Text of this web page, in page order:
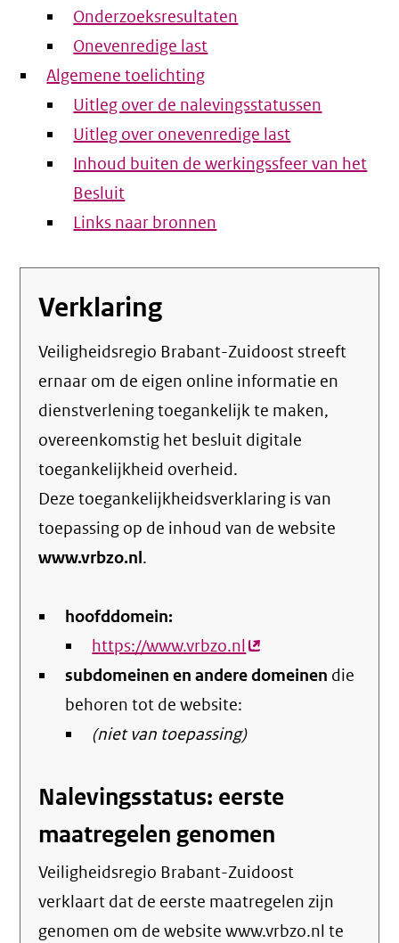
Onderzoeksresultaten
Onevenredige last
Algemene toelichting
Uitleg over de nalevingsstatussen
Uitleg over onevenredige last
Inhoud buiten de werkingssfeer van het
Besluit
Links naar bronnen
Verklaring
Veiligheidsregio Brabant-Zuidoost streeft
ernaar om de eigen online informatie en
dienstverlening toegankelijk te maken,
overeenkomstig het besluit digitale
toegankelijkheid overheid.
Deze toegankelijkheidsverklaring is van
toepassing op de inhoud van de website
www.vrbzo.nl.
hoofddomein:
https://www.vrbzo.nl(externe
link)
subdomeinen en andere domeinen die
behoren tot de website:
(niet van toepassing)
Nalevingsstatus: eerste
maatregelen genomen
Veiligheidsregio Brabant-Zuidoost
verklaart dat de eerste maatregelen zijn
genomen om de website www.vrbzo.nl te